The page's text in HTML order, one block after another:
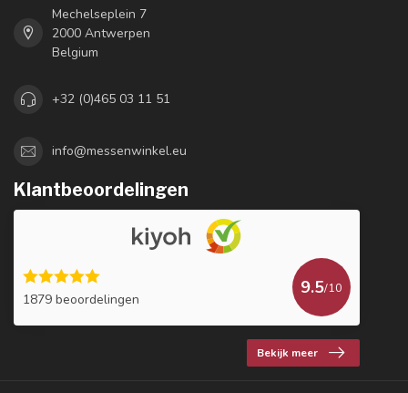
Mechelseplein 7
2000 Antwerpen
Belgium
+32 (0)465 03 11 51
info@messenwinkel.eu
Klantbeoordelingen
1879 beoordelingen
9.5/10
Bekijk meer